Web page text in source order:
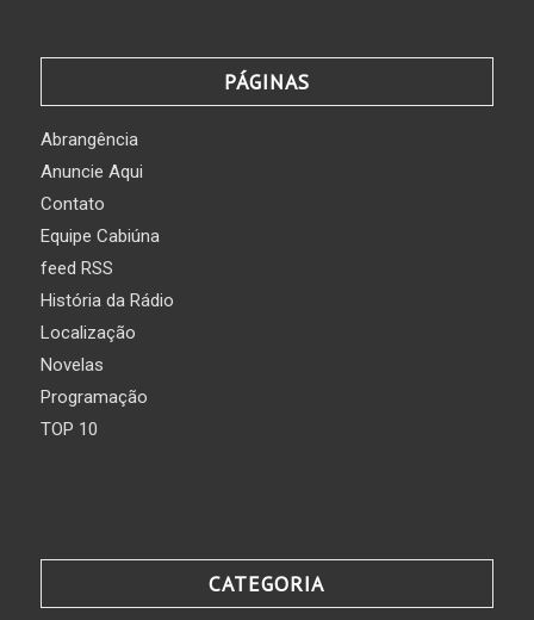
PÁGINAS
Abrangência
Anuncie Aqui
Contato
Equipe Cabiúna
feed RSS
História da Rádio
Localização
Novelas
Programação
TOP 10
CATEGORIA